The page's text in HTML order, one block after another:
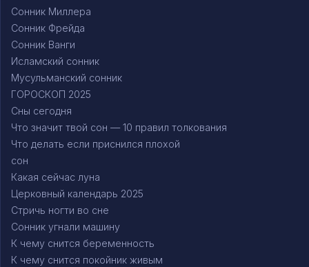
Сонник Миллера
Сонник Фрейда
Сонник Ванги
Исламский сонник
Мусульманский сонник
ГОРОСКОП 2025
Сны сегодня
Что значит твой сон — 10 правил толкования
Что делать если приснился плохой
сон
Какая сейчас луна
Церковный календарь 2025
Стричь ногти во сне
Сонник угнали машину
К чему снится беременность
К чему снится покойник живым